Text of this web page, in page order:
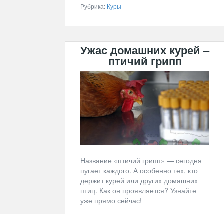
Рубрика: Куры
Ужас домашних курей –
птичий грипп
Название «птичий грипп» — сегодня
пугает каждого. А особенно тех, кто
держит курей или других домашних
птиц. Как он проявляется? Узнайте
уже прямо сейчас!